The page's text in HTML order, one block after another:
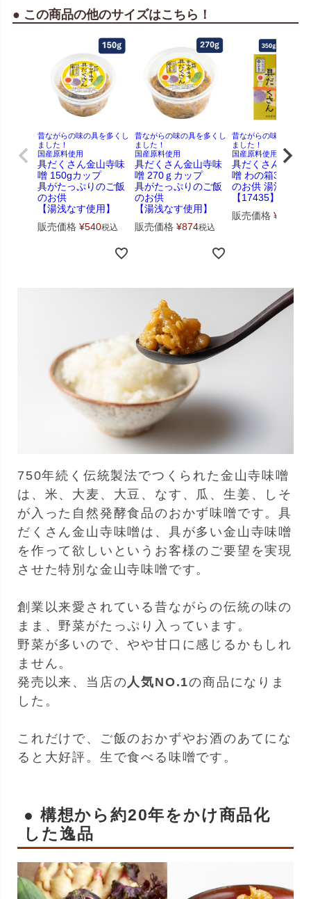
● この商品の他のサイズはこちら！
昔ながらの味の具を多くし
ました！
国産原料使用
具だくさん金山寺味
噌 150gカップ
具がたっぷりのご飯
のお供
【湯浅なす使用】
販売価格 ¥540税込
昔ながらの味の具を多くし
ました！
国産原料使用
具だくさん金山寺味
噌 270ｇカップ
具がたっぷりのご飯
のお供
【湯浅なす使用】
販売価格 ¥874税込
昔ながらの味の具を多
ました！
国産原料使用
具だくさん金山
噌 わの箱350g ご
のお供 湯浅なす
【17435】
販売価格 ¥
750年続く伝統製法でつくられた金山寺味噌
は、米、大麦、大豆、なす、瓜、生姜、しそ
が入った自然発酵食品のおかず味噌です。具
だくさん金山寺味噌は、具が多い金山寺味噌
を作って欲しいというお客様のご要望を実現
させた特別な金山寺味噌です。
創業以来愛されている昔ながらの伝統の味の
まま、野菜がたっぷり入っています。
野菜が多いので、やや甘口に感じるかもしれ
ません。
発売以来、当店の人気NO.1の商品になりま
した。
これだけで、ご飯のおかずやお酒のあてにな
ると大好評。生で食べる味噌です。
● 構想から約20年をかけ商品化
した逸品